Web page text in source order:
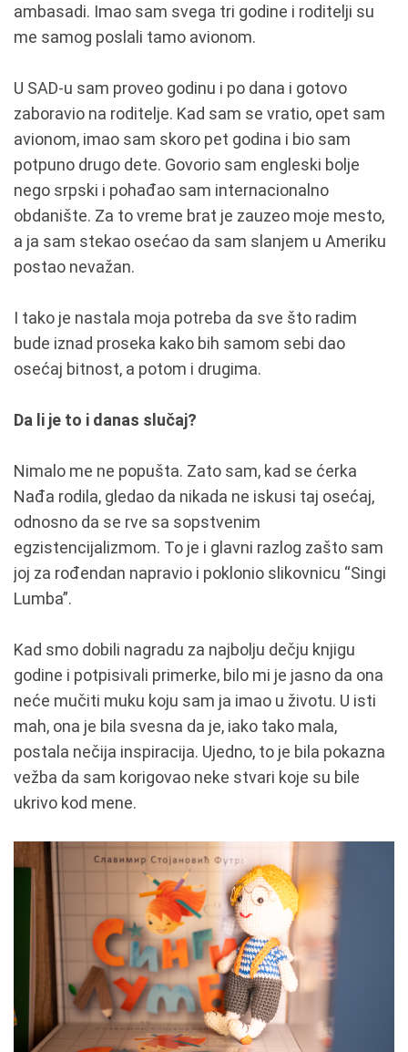
ambasadi. Imao sam svega tri godine i roditelji su
me samog poslali tamo avionom.
U SAD-u sam proveo godinu i po dana i gotovo
zaboravio na roditelje. Kad sam se vratio, opet sam
avionom, imao sam skoro pet godina i bio sam
potpuno drugo dete. Govorio sam engleski bolje
nego srpski i pohađao sam internacionalno
obdanište. Za to vreme brat je zauzeo moje mesto,
a ja sam stekao osećao da sam slanjem u Ameriku
postao nevažan.
I tako je nastala moja potreba da sve što radim
bude iznad proseka kako bih samom sebi dao
osećaj bitnost, a potom i drugima.
Da li je to i danas slučaj?
Nimalo me ne popušta. Zato sam, kad se ćerka
Nađa rodila, gledao da nikada ne iskusi taj osećaj,
odnosno da se rve sa sopstvenim
egzistencijalizmom. To je i glavni razlog zašto sam
joj za rođendan napravio i poklonio slikovnicu “Singi
Lumba”.
Kad smo dobili nagradu za najbolju dečju knjigu
godine i potpisivali primerke, bilo mi je jasno da ona
neće mučiti muku koju sam ja imao u životu. U isti
mah, ona je bila svesna da je, iako tako mala,
postala nečija inspiracija. Ujedno, to je bila pokazna
vežba da sam korigovao neke stvari koje su bile
ukrivo kod mene.